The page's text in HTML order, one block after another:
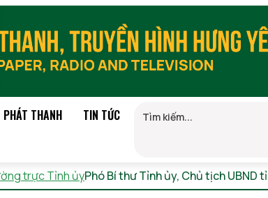
PHÁT THANH TIN TỨC
trực Tỉnh ủyPhó Bí thư Tỉnh ủy, Chủ tịch UBND